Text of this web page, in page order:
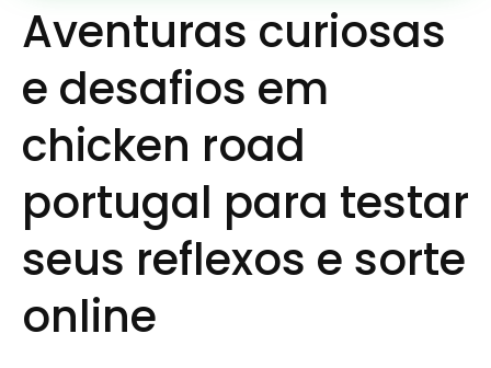
Aventuras curiosas
e desafios em
chicken road
portugal para testar
seus reflexos e sorte
online